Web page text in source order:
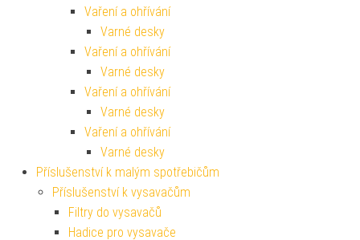
Vaření a ohřívání
Varné desky
Vaření a ohřívání
Varné desky
Vaření a ohřívání
Varné desky
Vaření a ohřívání
Varné desky
Příslušenství k malým spotřebičům
Příslušenství k vysavačům
Filtry do vysavačů
Hadice pro vysavače